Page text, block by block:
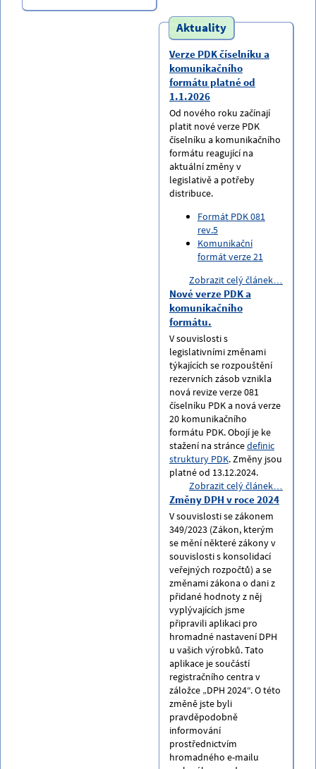
Aktuality
Verze PDK číselníku a
komunikačního
formátu platné od
1.1.2026
Od nového roku začínají
platit nové verze PDK
číselníku a komunikačního
formátu reagující na
aktuální změny v
legislativě a potřeby
distribuce.
Formát PDK 081
rev.5
Komunikační
formát verze 21
Zobrazit celý článek…
Nové verze PDK a
komunikačního
formátu.
V souvislosti s
legislativními změnami
týkajících se rozpouštění
rezervních zásob vznikla
nová revize verze 081
číselníku PDK a nová verze
20 komunikačního
formátu PDK. Obojí je ke
stažení na stráncedefinic
struktury PDK. Změny jsou
platné od 13.12.2024.
Zobrazit celý článek…
Změny DPH v roce 2024
V souvislosti se zákonem
349/2023 (Zákon, kterým
se mění některé zákony v
souvislosti s konsolidací
veřejných rozpočtů) a se
změnami zákona o dani z
přidané hodnoty z něj
vyplývajících jsme
připravili aplikaci pro
hromadné nastavení DPH
u vašich výrobků. Tato
aplikace je součástí
registračního centra v
záložce „DPH 2024“. O této
změně jste byli
pravděpodobně
informování
prostřednictvím
hromadného e-mailu